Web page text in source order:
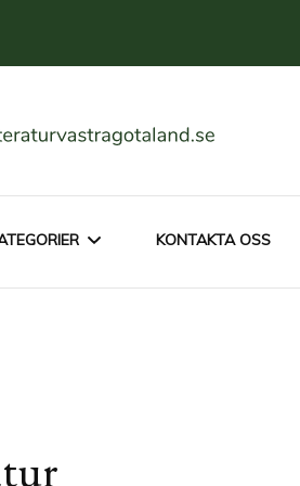
KONTAKTA OSS